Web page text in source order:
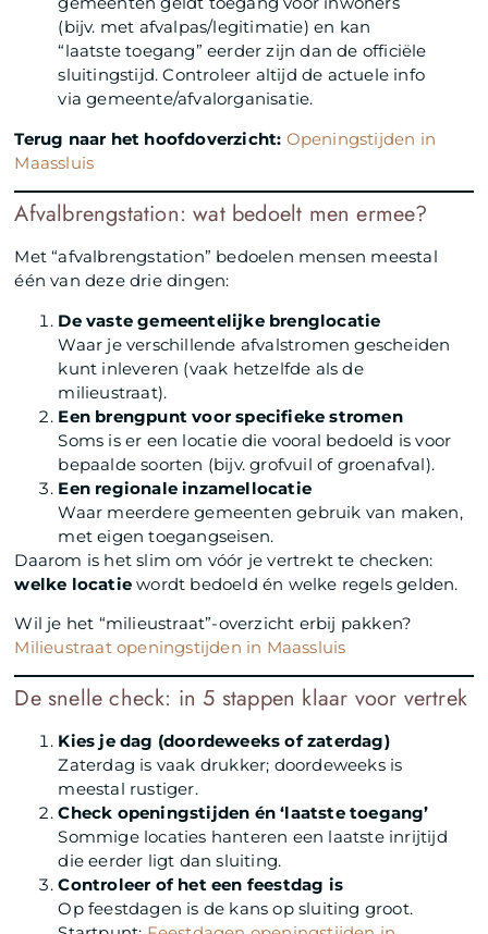
(bijv. met afvalpas/legitimatie) en kan
“laatste toegang” eerder zijn dan de officiële
sluitingstijd. Controleer altijd de actuele info
via gemeente/afvalorganisatie.
Terug naar het hoofdoverzicht: Openingstijden in
Maassluis
Afvalbrengstation: wat bedoelt men ermee?
Met “afvalbrengstation” bedoelen mensen meestal
één van deze drie dingen:
De vaste gemeentelijke brenglocatie
Waar je verschillende afvalstromen gescheiden
kunt inleveren (vaak hetzelfde als de
milieustraat).
Een brengpunt voor specifieke stromen
Soms is er een locatie die vooral bedoeld is voor
bepaalde soorten (bijv. grofvuil of groenafval).
Een regionale inzamellocatie
Waar meerdere gemeenten gebruik van maken,
met eigen toegangseisen.
Daarom is het slim om vóór je vertrekt te checken:
welke locatie wordt bedoeld én welke regels gelden.
Wil je het “milieustraat”-overzicht erbij pakken?
Milieustraat openingstijden in Maassluis
De snelle check: in 5 stappen klaar voor vertrek
Kies je dag (doordeweeks of zaterdag)
Zaterdag is vaak drukker; doordeweeks is
meestal rustiger.
Check openingstijden én ‘laatste toegang’
Sommige locaties hanteren een laatste inrijtijd
die eerder ligt dan sluiting.
Controleer of het een feestdag is
Op feestdagen is de kans op sluiting groot.